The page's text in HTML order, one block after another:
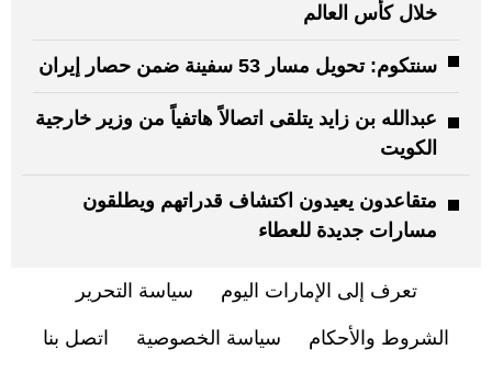
خلال كأس العالم
سنتكوم: تحويل مسار 53 سفينة ضمن حصار إيران
عبدالله بن زايد يتلقى اتصالاً هاتفياً من وزير خارجية
الكويت
متقاعدون يعيدون اكتشاف قدراتهم ويطلقون
مسارات جديدة للعطاء
تعرف إلى الإمارات اليوم سياسة التحرير
الشروط والأحكام سياسة الخصوصية اتصل بنا